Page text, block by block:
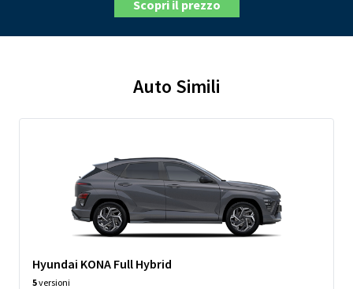
Scopri il prezzo
Auto Simili
Hyundai KONA Full Hybrid
5versioni